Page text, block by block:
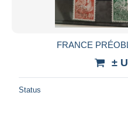
FRANCE
±
Status